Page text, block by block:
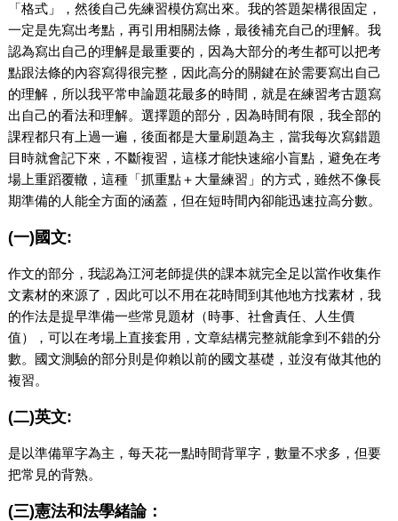
「格式」，然後自己先練習模仿寫出來。我的答題架構很固定，
一定是先寫出考點，再引用相關法條，最後補充自己的理解。我
認為寫出自己的理解是最重要的，因為大部分的考生都可以把考
點跟法條的內容寫得很完整，因此高分的關鍵在於需要寫出自己
的理解，所以我平常申論題花最多的時間，就是在練習考古題寫
出自己的看法和理解。選擇題的部分，因為時間有限，我全部的
課程都只有上過一遍，後面都是大量刷題為主，當我每次寫錯題
目時就會記下來，不斷複習，這樣才能快速縮小盲點，避免在考
場上重蹈覆轍，這種「抓重點＋大量練習」的方式，雖然不像長
期準備的人能全方面的涵蓋，但在短時間內卻能迅速拉高分數。
(一)國文:
作文的部分，我認為江河老師提供的課本就完全足以當作收集作
文素材的來源了，因此可以不用在花時間到其他地方找素材，我
的作法是提早準備一些常見題材（時事、社會責任、人生價
值），可以在考場上直接套用，文章結構完整就能拿到不錯的分
數。國文測驗的部分則是仰賴以前的國文基礎，並沒有做其他的
複習。
(二)英文:
是以準備單字為主，每天花一點時間背單字，數量不求多，但要
把常見的背熟。
(三)憲法和法學緒論：